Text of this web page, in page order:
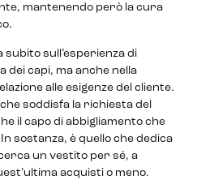
mantenendo però la cura
sull’esperienza di
dei capi, ma anche nella
alle esigenze del cliente.
soddisfa la richiesta del
il capo di abbigliamento che
sostanza, è quello che dedica
un vestito per sé, a
acquisti o meno.